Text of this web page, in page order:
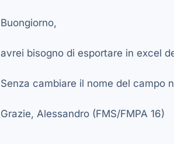
Buongiorno,
avrei bisogno di esportare in excel
Senza cambiare il nome del campo
Grazie, Alessandro (FMS/FMPA 16)